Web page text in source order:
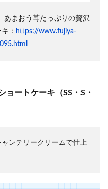
まおう苺たっぷりの贅沢
： https://www.fujiya-
ョートケーキ（SS・S・
ンテリークリームで仕上